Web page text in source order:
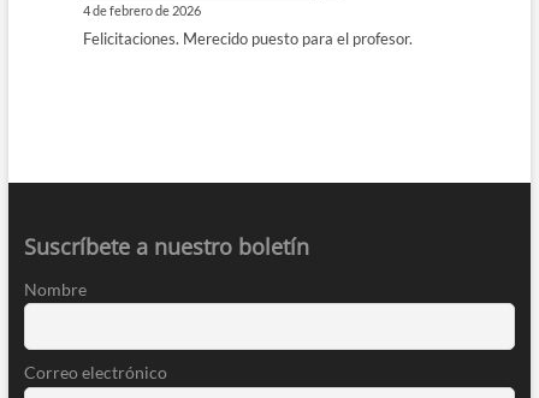
4 de febrero de 2026
Felicitaciones. Merecido puesto para el profesor.
Suscríbete a nuestro boletín
Nombre
Correo electrónico